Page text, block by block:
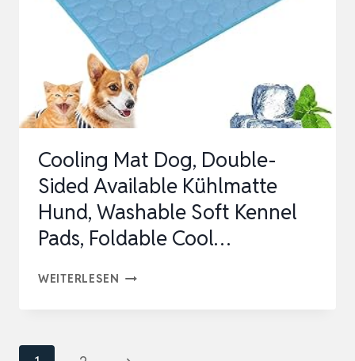
KÜHLKISSEN
HUNDEMATTE
FÜR
ZUH…
Cooling Mat Dog, Double-
Sided Available Kühlmatte
Hund, Washable Soft Kennel
Pads, Foldable Cool…
WEITERLESEN COOLING